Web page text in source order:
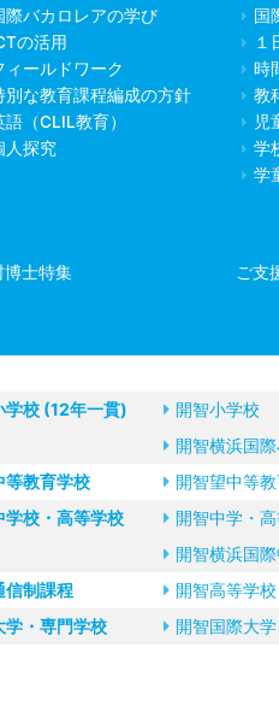
際バカロレアの学び
の活用
ィールドワーク
別な教育課程編成の方針
語（CLIL教育）
人探究
国
１
時
教
児
学
学
博士特集 ご支
学校 (12年一貫) 開智小学校
開智横浜国
等教育学校
開智望中等
学校・高等学校
開智中学・
開智横浜国
信制課程
開智高等学
学・専門学校
開智国際大学